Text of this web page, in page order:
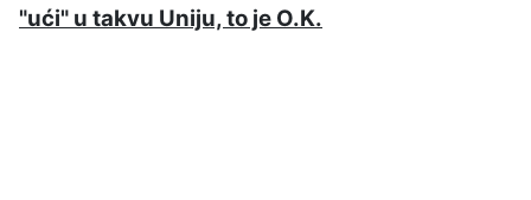
"ući" u takvu Uniju, to je O.K.